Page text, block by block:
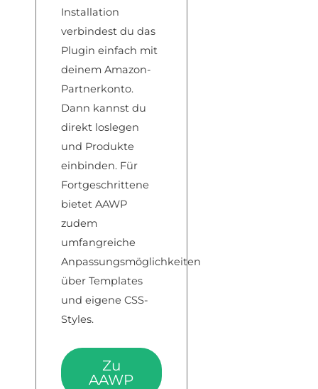
Installation
verbindest du das
Plugin einfach mit
deinem Amazon-
Partnerkonto.
Dann kannst du
direkt loslegen
und Produkte
einbinden. Für
Fortgeschrittene
bietet AAWP
zudem
umfangreiche
Anpassungsmöglichkeiten
über Templates
und eigene CSS-
Styles.
Zu
AAWP